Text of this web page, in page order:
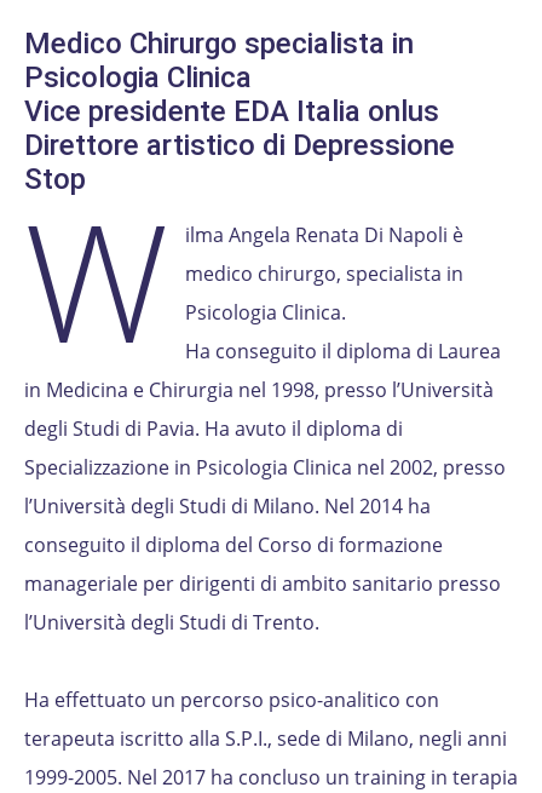
Medico Chirurgo specialista in
Psicologia Clinica
Vice presidente EDA Italia onlus
Direttore artistico di Depressione
Stop
W
ilma Angela Renata Di Napoli è
medico chirurgo, specialista in
Psicologia Clinica.
Ha conseguito il diploma di Laurea
in Medicina e Chirurgia nel 1998, presso l’Università
degli Studi di Pavia. Ha avuto il diploma di
Specializzazione in Psicologia Clinica nel 2002, presso
l’Università degli Studi di Milano. Nel 2014 ha
conseguito il diploma del Corso di formazione
manageriale per dirigenti di ambito sanitario presso
l’Università degli Studi di Trento.
Ha effettuato un percorso psico-analitico con
terapeuta iscritto alla S.P.I., sede di Milano, negli anni
1999-2005. Nel 2017 ha concluso un training in terapia